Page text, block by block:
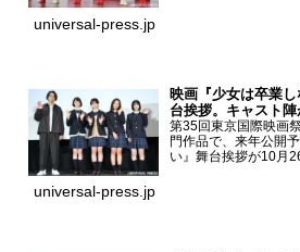
一ノ瀬美空、菅原咲
universal-press.jp
映画『少女は卒業
台挨拶。キャスト陣
第35回東京国際映画
門作品で、来年公開
い』舞台挨拶が10月
宮山莉渚、中井友望
universal-press.jp